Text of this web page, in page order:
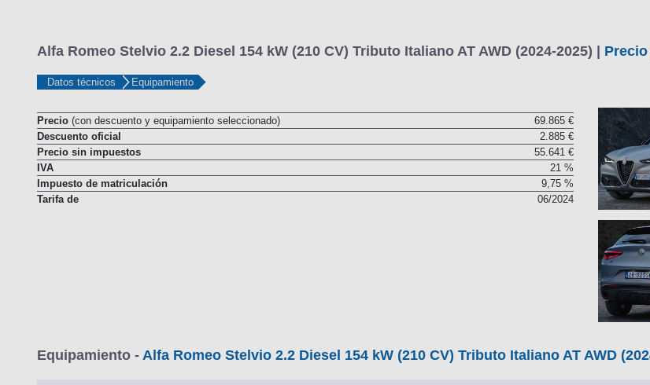
Alfa Romeo Stelvio 2.2 Diesel 154 kW (210 CV) Tributo Italiano AT AWD (2024-2025) |
Precio(con descuento y equipamiento seleccionado)
69.865 €
Descuento oficial
2.885 €
Precio sin impuestos
55.641 €
IVA
21 %
Impuesto de matriculación
9,75 %
Equipamiento - Alfa Romeo Stelvio 2.2 Diesel 154 kW (210 CV) Tributo Italiano AT AWD